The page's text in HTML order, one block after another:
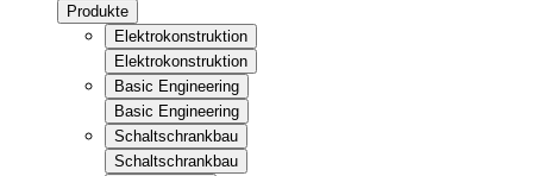
Produkte
Elektrokonstruktion
Elektrokonstruktion
Basic Engineering
Basic Engineering
Schaltschrankbau
Schaltschrankbau